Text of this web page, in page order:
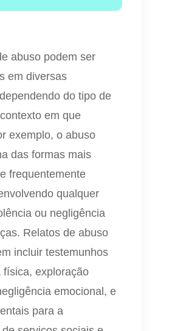
abuso podem ser
em diversas
do tipo de
em que
exemplo, o abuso
das formas mais
frequentemente
qualquer
ou negligência
Relatos de abuso
incluir testemunhos
física, exploração
emocional, e
para a